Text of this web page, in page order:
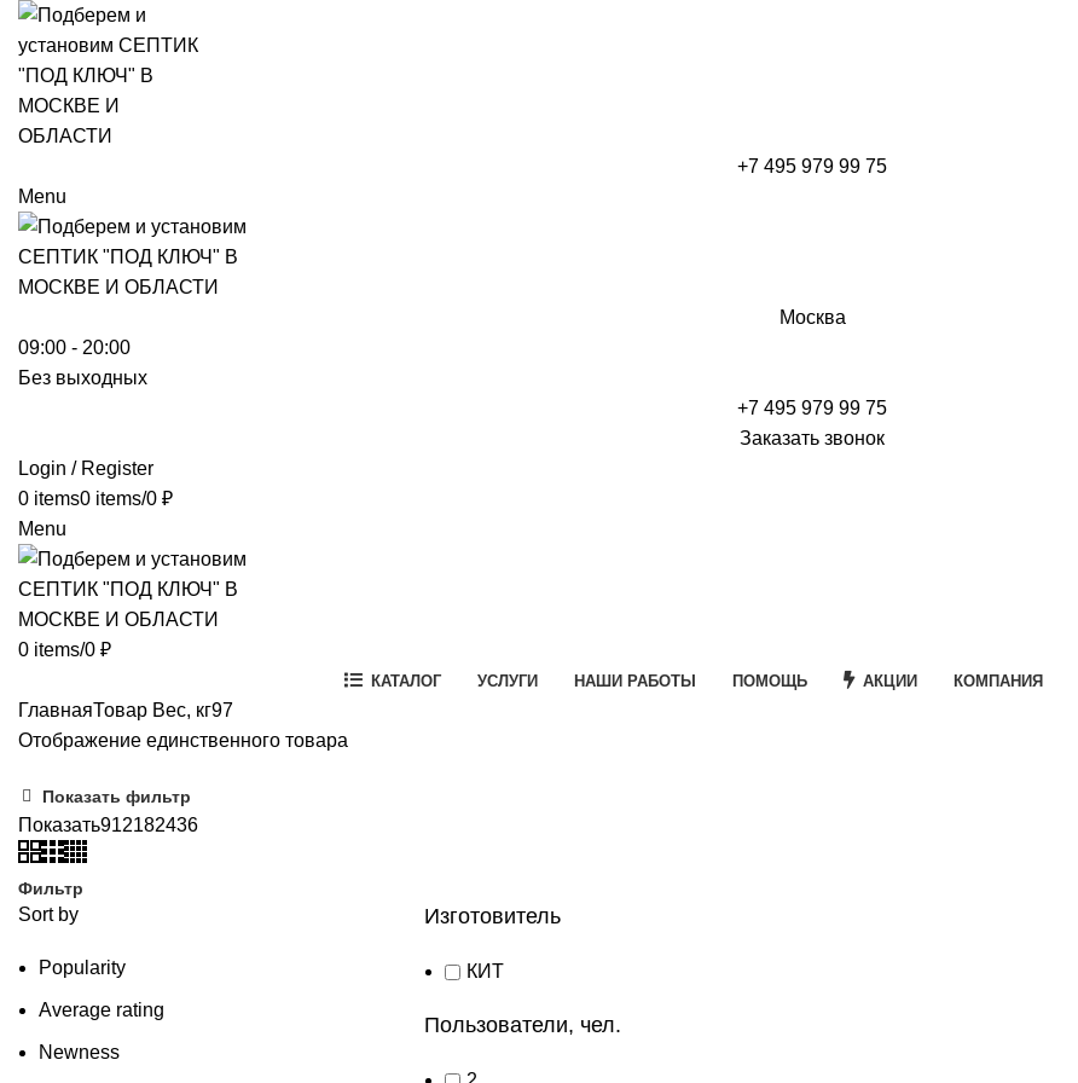
+7 495 979 99 75
Menu
Москва
09:00 - 20:00
Без выходных
+7 495 979 99 75
Заказать звонок
Login / Register
0 items0 items/0 ₽
Menu
0 items/0 ₽
КАТАЛОГ УСЛУГИ НАШИ РАБОТЫ ПОМОЩЬ АКЦИИ КОМПАНИЯ
ГлавнаяТовар Вес, кг97
Отображение единственного товара
Показать фильтр
Показать912182436
Фильтр
Sort by
Popularity
Average rating
Newness
Изготовитель
КИТ
Пользователи, чел.